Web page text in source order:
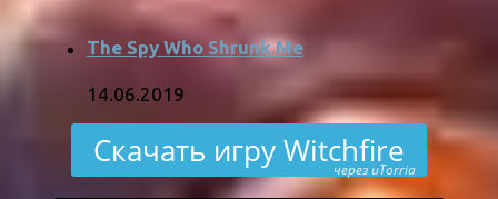
The Spy Who Shrunk Me
14.06.2019
Скачать игру Witchfire
через uTorria